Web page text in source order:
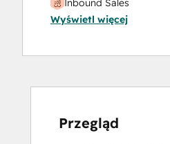
Inbound Sales
Marketing Hub
Wyświetl więcej
Przegląd